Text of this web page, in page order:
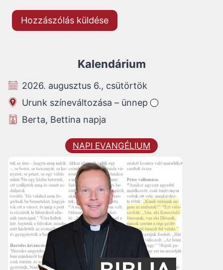
Kalendárium
2026. augusztus 6., csütörtök
Urunk színeváltozása – ünnep
Berta, Bettina napja
NAPI EVANGÉLIUM